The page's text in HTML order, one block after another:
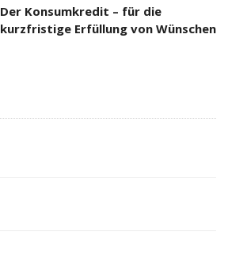
Der Konsumkredit – für die
kurzfristige Erfüllung von Wünschen